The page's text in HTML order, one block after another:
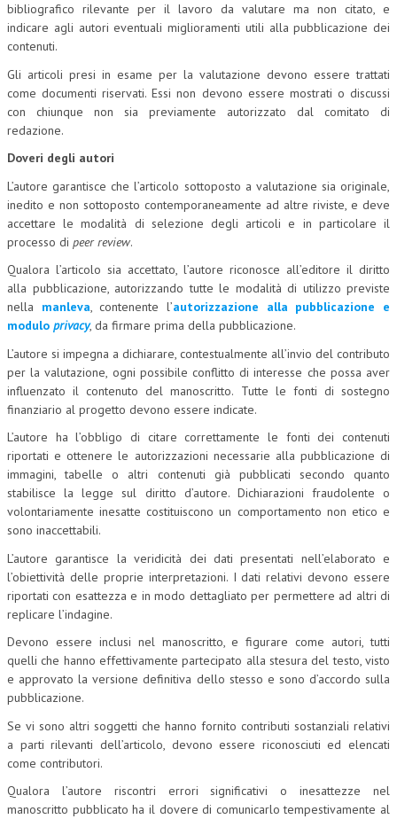
DIRITTO TRIBUTARIO
FISCALITÀ INTERNAZIONALE
TAX RISK MANAGEMENT
CRIMINOLOGIA TRIBUTARIA
PRASSI
AMMINISTRATIVA
TRIBUTARIA
GIURISPRUDENZA
COSTITUZIONALE
CIVILE
TRIBUTARIA
PENALE
NEWS
CORSI ENTI TERZI
PUBBLICAZIONI
BOLLETTINO FINANZIAMENTI
TELEGRAM
DOCUMENTI
MANUALI E MONOGRAFIE
bibliografico rilevante per il lavoro da valutare ma non citato, e
indicare agli autori eventuali miglioramenti utili alla pubblicazione dei
contenuti.
Gli articoli presi in esame per la valutazione devono essere trattati
come documenti riservati. Essi non devono essere mostrati o discussi
con chiunque non sia previamente autorizzato dal comitato di
redazione.
Doveri degli autori
L’autore garantisce che l’articolo sottoposto a valutazione sia originale,
inedito e non sottoposto contemporaneamente ad altre riviste, e deve
accettare le modalità di selezione degli articoli e in particolare il
processo di peer review.
Qualora l’articolo sia accettato, l’autore riconosce all’editore il diritto
alla pubblicazione, autorizzando tutte le modalità di utilizzo previste
nella manleva, contenente l’autorizzazione alla pubblicazione e
modulo privacy, da firmare prima della pubblicazione.
L’autore si impegna a dichiarare, contestualmente all’invio del contributo
per la valutazione, ogni possibile conflitto di interesse che possa aver
influenzato il contenuto del manoscritto. Tutte le fonti di sostegno
finanziario al progetto devono essere indicate.
L’autore ha l’obbligo di citare correttamente le fonti dei contenuti
riportati e ottenere le autorizzazioni necessarie alla pubblicazione di
immagini, tabelle o altri contenuti già pubblicati secondo quanto
stabilisce la legge sul diritto d’autore. Dichiarazioni fraudolente o
volontariamente inesatte costituiscono un comportamento non etico e
sono inaccettabili.
L’autore garantisce la veridicità dei dati presentati nell’elaborato e
l’obiettività delle proprie interpretazioni. I dati relativi devono essere
riportati con esattezza e in modo dettagliato per permettere ad altri di
replicare l’indagine.
Devono essere inclusi nel manoscritto, e figurare come autori, tutti
quelli che hanno effettivamente partecipato alla stesura del testo, visto
e approvato la versione definitiva dello stesso e sono d’accordo sulla
pubblicazione.
Se vi sono altri soggetti che hanno fornito contributi sostanziali relativi
a parti rilevanti dell’articolo, devono essere riconosciuti ed elencati
come contributori.
Qualora l’autore riscontri errori significativi o inesattezze nel
manoscritto pubblicato ha il dovere di comunicarlo tempestivamente al